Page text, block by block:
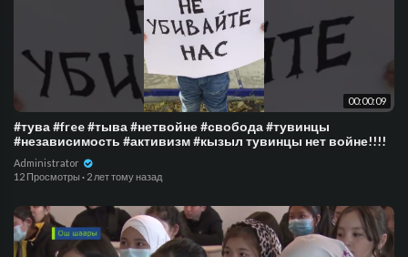
00:00:09
#тува #free #тыва #нетвойне #свобода #тувинцы
#независимость #активизм #кызыл тувинцы нет войне!!!!
Administrator
12 Просмотры · 2 лет тому назад